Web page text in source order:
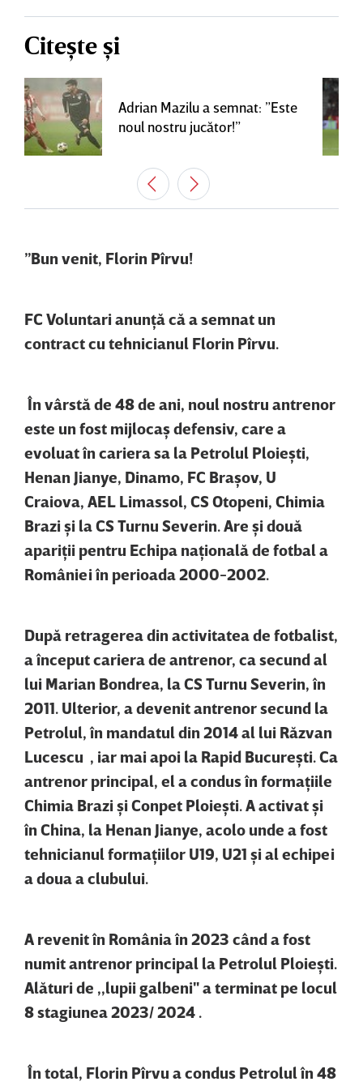
Citește și
Adrian Mazilu a semnat: ”Este
noul nostru jucător!”
”Bun venit, Florin Pîrvu!
FC Voluntari anunţă că a semnat un
contract cu tehnicianul Florin Pîrvu.
În vârstă de 48 de ani, noul nostru antrenor
este un fost mijlocaş defensiv, care a
evoluat în cariera sa la Petrolul Ploieşti,
Henan Jianye, Dinamo, FC Braşov, U
Craiova, AEL Limassol, CS Otopeni, Chimia
Brazi şi la CS Turnu Severin. Are şi două
apariţii pentru Echipa naţională de fotbal a
României în perioada 2000-2002.
După retragerea din activitatea de fotbalist,
a început cariera de antrenor, ca secund al
lui Marian Bondrea, la CS Turnu Severin, în
2011. Ulterior, a devenit antrenor secund la
Petrolul, în mandatul din 2014 al lui Răzvan
Lucescu , iar mai apoi la Rapid Bucureşti. Ca
antrenor principal, el a condus în formaţiile
Chimia Brazi şi Conpet Ploieşti. A activat şi
în China, la Henan Jianye, acolo unde a fost
tehnicianul formaţiilor U19, U21 şi al echipei
a doua a clubului.
A revenit în România în 2023 când a fost
numit antrenor principal la Petrolul Ploieşti.
Alături de ,,lupii galbeni" a terminat pe locul
8 stagiunea 2023/ 2024 .
În total, Florin Pîrvu a condus Petrolul în 48